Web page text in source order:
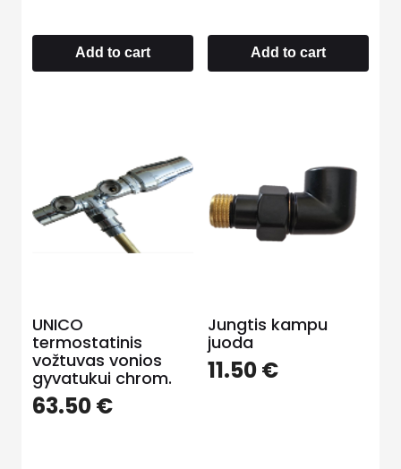
Add to cart Add to cart
UNICO
termostatinis
vožtuvas vonios
gyvatukui chrom.
63.50€
Jungtis kampu
juoda
11.50€